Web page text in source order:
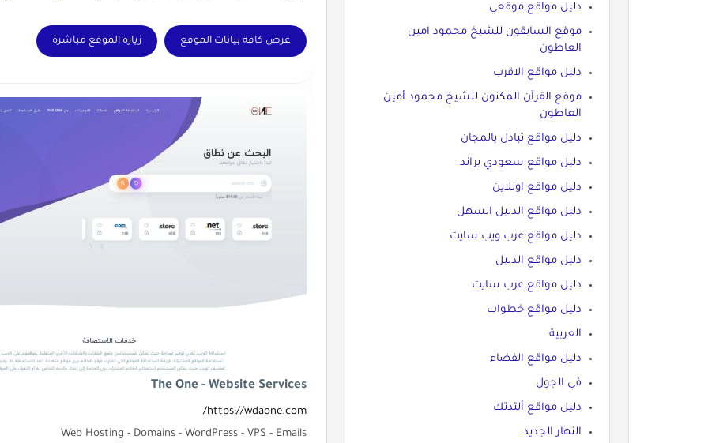
عرض كافة بيانات الموقع زيارة الموقع مباشرة
The One - Website Services
https://wdaone.com/
Web Hosting - Domains - WordPress - VPS - Emails
دليل مواقع موقعي
موقع السابقون للشيخ محمود امين
العاطون
دليل مواقع الاقرب
موقع القرآن المكنون للشيخ محمود أمين
العاطون
دليل مواقع تبادل بالمجان
دليل مواقع سعودي براند
دليل مواقع اونلاين
دليل مواقع الدليل السهل
دليل مواقع عرب ويب سايت
دليل مواقع الدليل
دليل مواقع عرب سايت
دليل مواقع خطوات
العربية
دليل مواقع الفضاء
في الجول
دليل مواقع ألتدتك
النهار الجديد